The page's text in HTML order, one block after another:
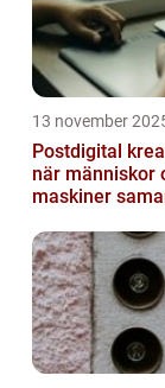
13 november
Postdigital
när människor
maskiner